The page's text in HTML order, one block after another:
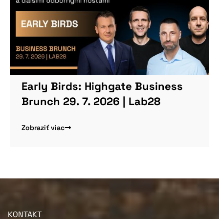
Early Birds: Highgate Business
Brunch 29. 7. 2026 | Lab28
Zobraziť viac
KONTAKT